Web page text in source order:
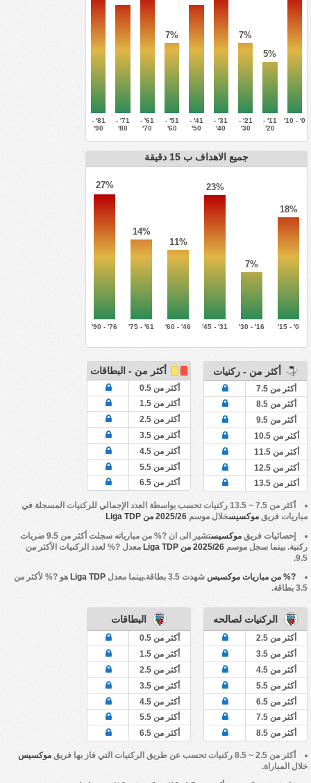
7%
7%
5%
81' -
90'
71' -
80'
61' -
70'
51' -
60'
41' -
50'
31' -
40'
21' -
30'
11' -
20'
0' - 10'
جميع الاهداف ب 15 دقيقة
27%
14%
11%
23%
7%
18%
76' - 90' 61' - 75' 46' - 60' 31' - 45' 16' - 30' 0' - 15'
أكثر من - ركنيات
أكثر من 7.5
أكثر من 8.5
أكثر من 9.5
أكثر من 10.5
أكثر من 11.5
أكثر من 12.5
أكثر من 13.5
أكثر من - البطاقات
أكثر من 0.5
أكثر من 1.5
أكثر من 2.5
أكثر من 3.5
أكثر من 4.5
أكثر من 5.5
أكثر من 6.5
أكثر من 7.5 ~ 13.5 ركنيات تحسب بواسطة العدد الإجمالي للركنيات المسجلة في
مباريات فريق موكسيسخلال موسم 2025/26 من Liga TDP
إحصائيات فريق موكسيس
تشير الى ان ?% من مبارياته سجلت أكثر من 9.5 ضربات
ركنية. بينما سجل موسم 2025/26 من Liga TDP
معدل ?% لعدد الركنيات الأكثر من
9.5.
?% من مباريات موكسيس شهدت 3.5 بطاقة.بينما معدل Liga TDP هو ?% لأكثر من
3.5 بطاقة.
الركنيات لصالحه
أكثر من 2.5
أكثر من 3.5
أكثر من 4.5
أكثر من 5.5
أكثر من 6.5
أكثر من 7.5
أكثر من 8.5
البطاقات
أكثر من 0.5
أكثر من 1.5
أكثر من 2.5
أكثر من 3.5
أكثر من 4.5
أكثر من 5.5
أكثر من 6.5
أكثر من 2.5 ~ 8.5 ركنيات تحسب عن طريق الركنيات التي فاز بها فريق
موكسيس
خلال المباراة.